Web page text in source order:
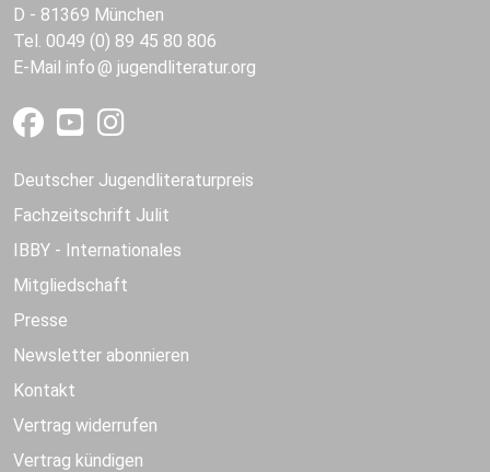
D - 81369 München
Tel. 0049 (0) 89 45 80 806
E-Mail info jugendliteratur.org
Deutscher Jugendliteraturpreis
Fachzeitschrift Julit
IBBY - Internationales
Mitgliedschaft
Presse
Newsletter abonnieren
Kontakt
Vertrag widerrufen
Vertrag kündigen